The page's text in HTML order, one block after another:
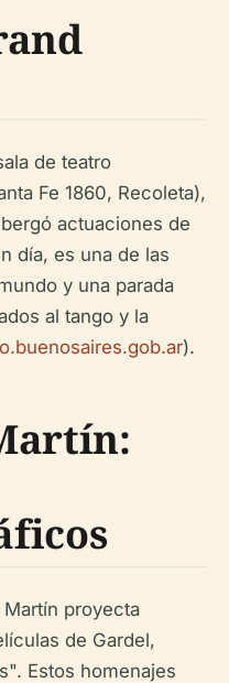
de teatro
Fe 1860, Recoleta),
actuaciones de
día, es una de las
y una parada
al tango y la
).
proyecta
de Gardel,
Estos homenajes